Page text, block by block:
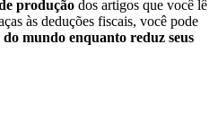
produção dos artigos que você lê
às deduções fiscais, você pode
mundo enquanto reduz seus